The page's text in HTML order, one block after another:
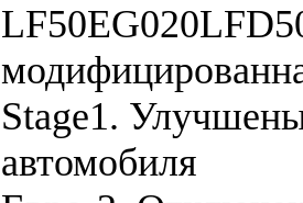
Stage1.
автомобиля